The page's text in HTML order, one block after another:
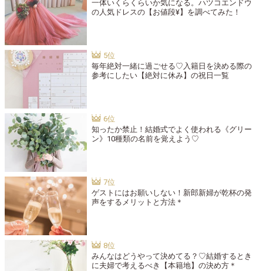
一体いくらくらいか気になる。ハツコエンドウ
の人気ドレスの【お値段¥】を調べてみた！
毎年絶対一緒に過ごせる♡入籍日を決める際の
参考にしたい【絶対に休み】の祝日一覧
知ったか禁止！結婚式でよく使われる《グリー
ン》10種類の名前を覚えよう♡
ゲストにはお願いしない！新郎新婦が乾杯の発
声をするメリットと方法＊
みんなはどうやって決めてる？♡結婚するとき
に夫婦で考えるべき【本籍地】の決め方＊